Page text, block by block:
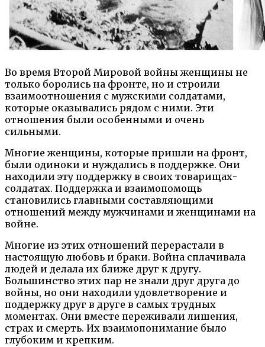
Во время Второй Мировой войны женщины не
только боролись на фронте, но и строили
взаимоотношения с мужскими солдатами,
которые оказывались рядом с ними. Эти
отношения были особенными и очень
сильными.
Многие женщины, которые пришли на фронт,
были одиноки и нуждались в поддержке. Они
находили эту поддержку в своих товарищах-
солдатах. Поддержка и взаимопомощь
становились главными составляющими
отношений между мужчинами и женщинами на
войне.
Многие из этих отношений перерастали в
настоящую любовь и браки. Война сплачивала
людей и делала их ближе друг к другу.
Большинство этих пар не знали друг друга до
войны, но они находили удовлетворение и
поддержку друг в друге в самых трудных
моментах. Они вместе переживали лишения,
страх и смерть. Их взаимопонимание было
глубоким и крепким.